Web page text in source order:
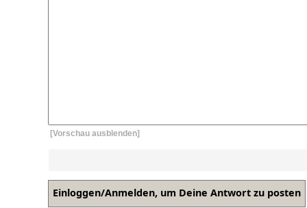
[Vorschau ausblenden]